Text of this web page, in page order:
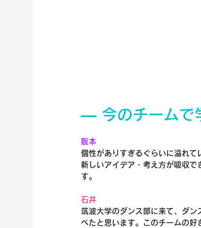
― 今のチームで
阪本
個性がありすぎるぐらいに溢れ
新しいアイデア・考え方が吸収
す。
石井
筑波大学のダンス部に来て、ダ
べたと思います。このチームの